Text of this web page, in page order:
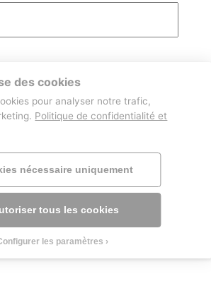
des cookies
pour analyser notre trafic,
Politique de confidentialité et
nécessaire uniquement
tous les cookies
les paramètres